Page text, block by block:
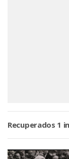
Recuperados 1